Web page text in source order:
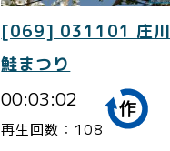
[069] 031101 庄川
鮭まつり
00:03:02
再生回数：108